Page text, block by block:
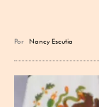
Por Nancy Escutia